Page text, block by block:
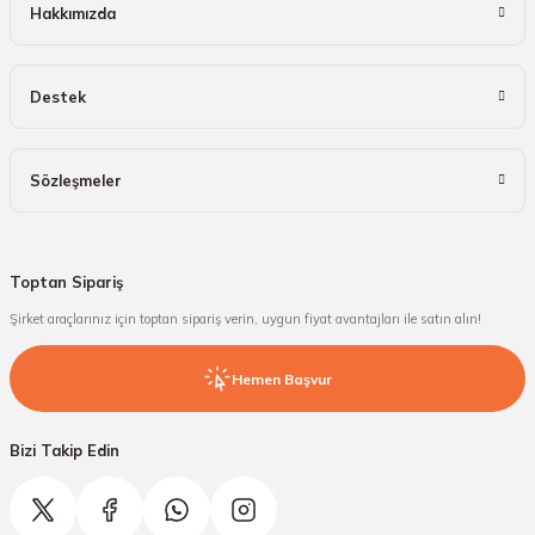
Hakkımızda
Destek
Sözleşmeler
Toptan Sipariş
Şirket araçlarınız için toptan sipariş verin, uygun fiyat avantajları ile satın alın!
Hemen Başvur
Bizi Takip Edin